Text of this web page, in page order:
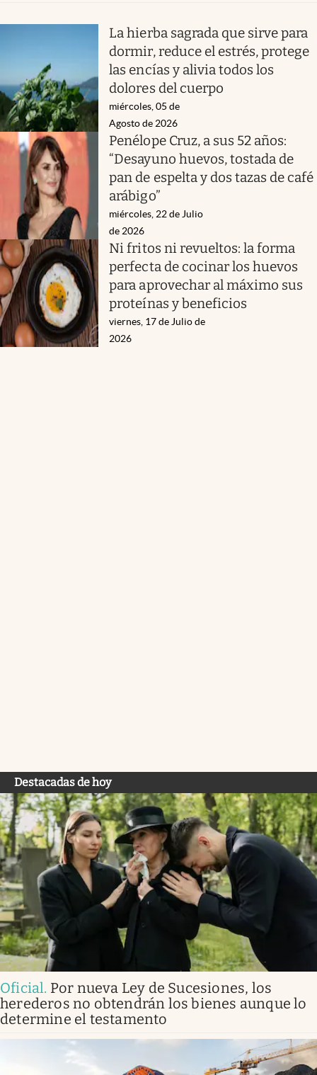
La hierba sagrada que sirve para
dormir, reduce el estrés, protege
las encías y alivia todos los
dolores del cuerpo
miércoles, 05 de
Agosto de 2026
Penélope Cruz, a sus 52 años:
“Desayuno huevos, tostada de
pan de espelta y dos tazas de café
arábigo”
miércoles, 22 de Julio
de 2026
Ni fritos ni revueltos: la forma
perfecta de cocinar los huevos
para aprovechar al máximo sus
proteínas y beneficios
viernes, 17 de Julio de
2026
Destacadas de hoy
Oficial. Por nueva Ley de Sucesiones, los
herederos no obtendrán los bienes aunque lo
determine el testamento